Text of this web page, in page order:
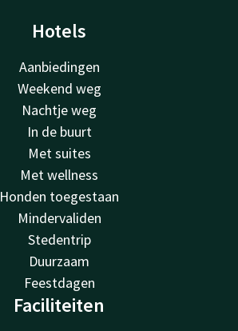
Hotels
Aanbiedingen
Weekend weg
Nachtje weg
In de buurt
Met suites
Met wellness
Honden toegestaan
Mindervaliden
Stedentrip
Duurzaam
Feestdagen
Faciliteiten